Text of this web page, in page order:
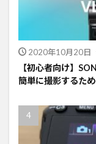
2020年10月20日
【初心者向け】
簡単に撮影するた